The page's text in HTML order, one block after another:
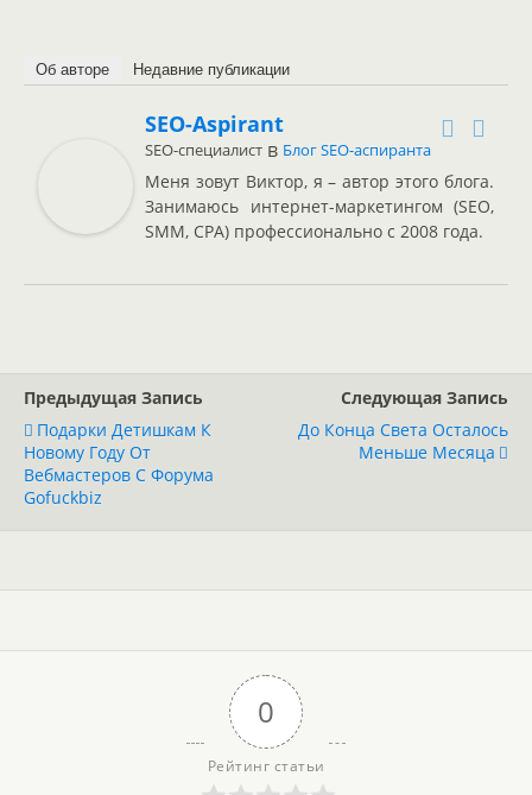
Об авторе Недавние публикации
SEO-Aspirant
SEO-специалист в Блог SEO-аспиранта
Меня зовут Виктор, я – автор этого блога.
Занимаюсь интернет-маркетингом (SEO,
SMM, CPA) профессионально с 2008 года.
Предыдущая Запись
Подарки Детишкам К
Новому Году От
Вебмастеров С Форума
Gofuckbiz
Следующая Запись
До Конца Света Осталось
Меньше Месяца
0
Рейтинг статьи